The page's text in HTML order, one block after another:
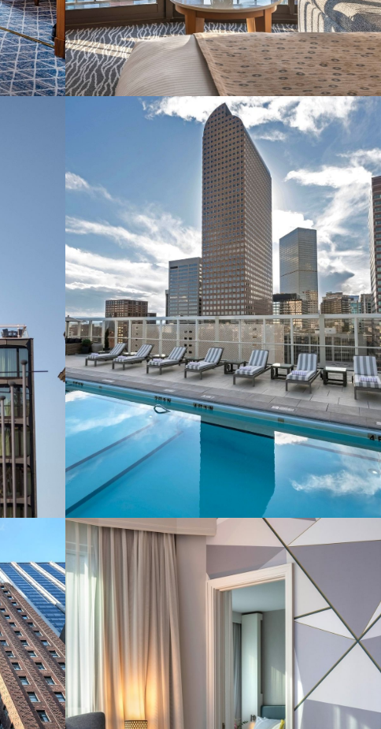
Warwick Seattle
RÉSERVER CETTE OFFRE
Warwick Denver
RÉSERVER CETTE OFFRE